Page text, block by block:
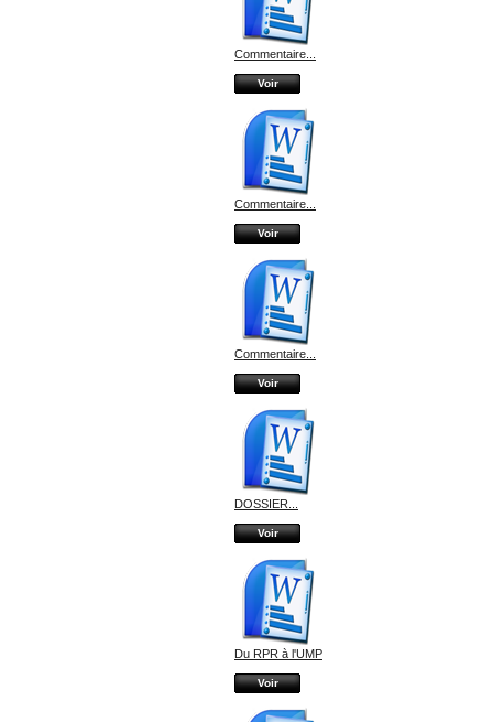
Commentaire...
Voir
Commentaire...
Voir
Commentaire...
Voir
DOSSIER...
Voir
Du RPR à l'UMP
Voir